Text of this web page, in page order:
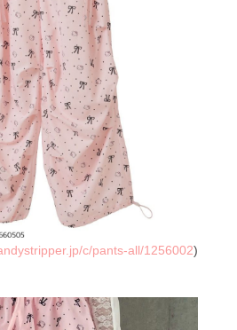
c/pants-all/1256002)